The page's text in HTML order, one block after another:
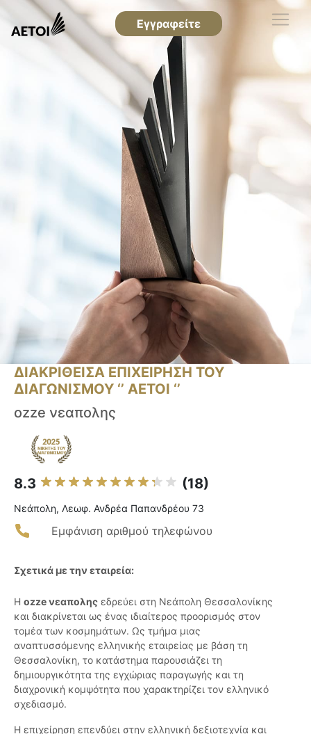
Εγγραφείτε
ΔΙΑΚΡΙΘΕΙΣΑ ΕΠΙΧΕΙΡΗΣΗ ΤΟΥ
ΔΙΑΓΩΝΙΣΜΟΥ ‘’ ΑΕΤΟΙ ‘’
ozze νεαπολης
8.3 (18)
Νεάπολη, Λεωφ. Ανδρέα Παπανδρέου 73
Εμφάνιση αριθμού τηλεφώνου
Σχετικά με την εταιρεία:
Η ozze νεαπολης εδρεύει στη Νεάπολη Θεσσαλονίκης
και διακρίνεται ως ένας ιδιαίτερος προορισμός στον
τομέα των κοσμημάτων. Ως τμήμα μιας
αναπτυσσόμενης ελληνικής εταιρείας με βάση τη
Θεσσαλονίκη, το κατάστημα παρουσιάζει τη
δημιουργικότητα της εγχώριας παραγωγής και τη
διαχρονική κομψότητα που χαρακτηρίζει τον ελληνικό
σχεδιασμό.
H επιχείρηση επενδύει στην ελληνική δεξιοτεχνία και